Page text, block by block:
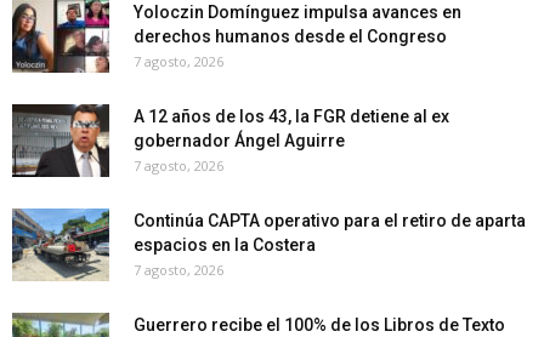
Yoloczin Domínguez impulsa avances en
derechos humanos desde el Congreso
7 agosto, 2026
A 12 años de los 43, la FGR detiene al ex
gobernador Ángel Aguirre
7 agosto, 2026
Continúa CAPTA operativo para el retiro de aparta
espacios en la Costera
7 agosto, 2026
Guerrero recibe el 100% de los Libros de Texto